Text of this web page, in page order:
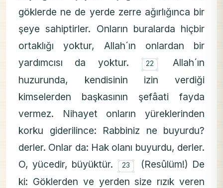
göklerde ne de yerde zerre ağırlığınca bir
şeye sahiptirler. Onların buralarda hiçbir
ortaklığı yoktur, Allah´ın onlardan bir
yardımcısı da yoktur. ۝
22
Allah´ın
huzurunda, kendisinin izin verdiği
kimselerden başkasının şefâati fayda
vermez. Nihayet onların yüreklerinden
korku giderilince: Rabbiniz ne buyurdu?
derler. Onlar da: Hak olanı buyurdu, derler.
O, yücedir, büyüktür. ۝
23
(Resûlüm!) De
ki: Göklerden ve yerden size rızık veren